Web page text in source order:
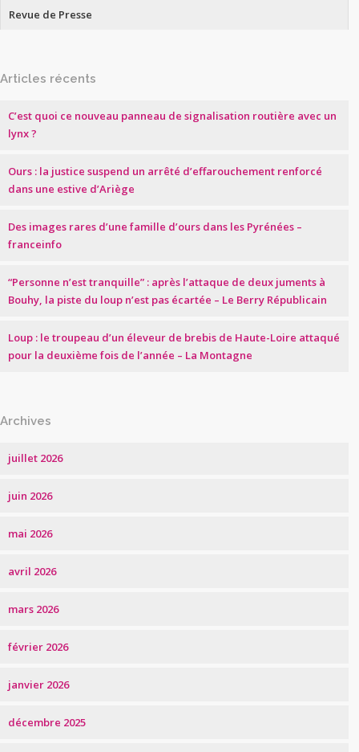
Revue de Presse
Articles récents
C’est quoi ce nouveau panneau de signalisation routière avec un
lynx ?
Ours : la justice suspend un arrêté d’effarouchement renforcé
dans une estive d’Ariège
Des images rares d’une famille d’ours dans les Pyrénées –
franceinfo
“Personne n’est tranquille” : après l’attaque de deux juments à
Bouhy, la piste du loup n’est pas écartée – Le Berry Républicain
Loup : le troupeau d’un éleveur de brebis de Haute-Loire attaqué
pour la deuxième fois de l’année – La Montagne
Archives
juillet 2026
juin 2026
mai 2026
avril 2026
mars 2026
février 2026
janvier 2026
décembre 2025